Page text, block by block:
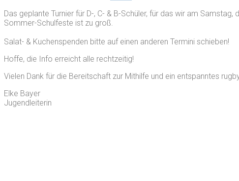
Das geplante Turnier für D-, C- & B-Schüler, für das wir am
Sommer-Schulfeste ist zu groß.
Salat- & Kuchenspenden bitte auf einen anderen Termini schieben!
Hoffe, die Info erreicht alle rechtzeitig!
Vielen Dank für die Bereitschaft zur Mithilfe und ein entspanntes
Elke Bayer
Jugendleiterin